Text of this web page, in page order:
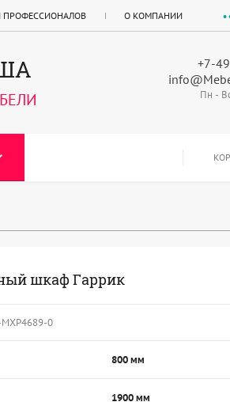
ПРОФЕССИОНАЛОВ О КОМПАНИИ
+7-
Пн -
шкаф Гаррик
0
800 мм
1900 мм